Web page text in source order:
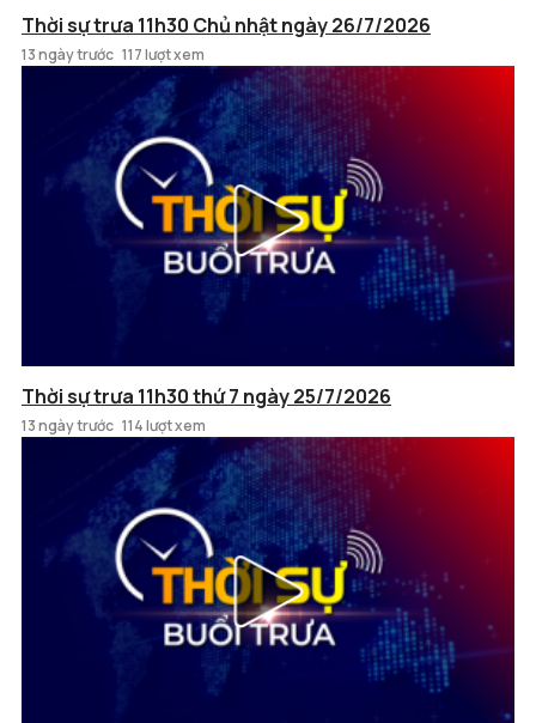
Thời sự trưa 11h30 Chủ nhật ngày 26/7/2026
13 ngày trước 117 lượt xem
Thời sự trưa 11h30 thứ 7 ngày 25/7/2026
13 ngày trước 114 lượt xem